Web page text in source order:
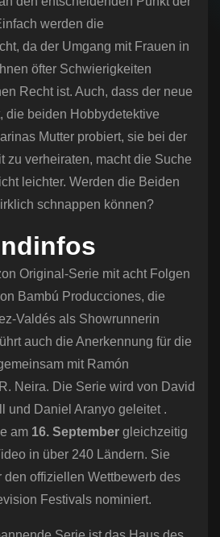
werden die
da der Umgang mit Frauen in
öfter Schwierigkeiten
Recht ist. Auch, dass der neue
die beiden Hobbydetektive
Mutter probiert, sie bei der
zu verheiraten, macht die Suche
leichter. Werden die Beiden
schnappen können?
Original-Serie mit acht Folgen
Bambú Producciones, die
Valdés als Showrunnerin
auch die Anerkennung für die
mit Ramón
Neira. Die Serie wird von David
und Daniel Aranyo geleitet .
am 16. September gleichzeitig
in über 240 Ländern. Sie
den offiziellen Wettbewerb des
Festivals nominiert.